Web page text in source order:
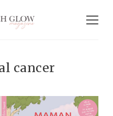
cancer